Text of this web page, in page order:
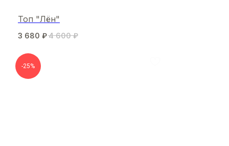
Топ "Лён"
3 680 ₽4 600 ₽
-25%